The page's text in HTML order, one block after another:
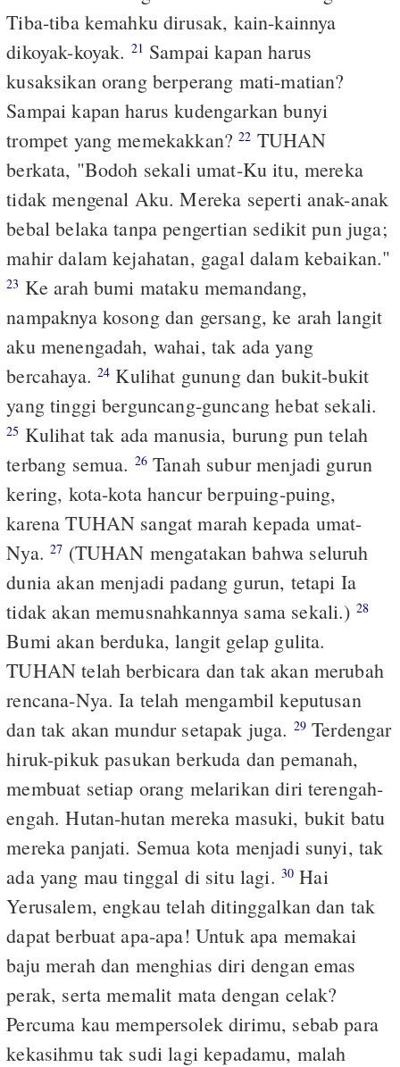
Tiba-tiba kemahku dirusak, kain-kainnya
dikoyak-koyak. 21 Sampai kapan harus
kusaksikan orang berperang mati-matian?
Sampai kapan harus kudengarkan bunyi
trompet yang memekakkan?22 TUHAN
berkata, "Bodoh sekali umat-Ku itu, mereka
tidak mengenal Aku. Mereka seperti anak-anak
bebal belaka tanpa pengertian sedikit pun juga;
mahir dalam kejahatan, gagal dalam kebaikan."
23 Ke arah bumi mataku memandang,
nampaknya kosong dan gersang, ke arah langit
aku menengadah, wahai, tak ada yang
bercahaya. 24 Kulihat gunung dan bukit-bukit
yang tinggi berguncang-guncang hebat sekali.
25 Kulihat tak ada manusia, burung pun telah
terbang semua. 26Tanah subur menjadi gurun
kering, kota-kota hancur berpuing-puing,
karena TUHAN sangat marah kepada umat-
Nya.27 (TUHAN mengatakan bahwa seluruh
dunia akan menjadi padang gurun, tetapi Ia
tidak akan memusnahkannya sama sekali.) 28
Bumi akan berduka, langit gelap gulita.
TUHAN telah berbicara dan tak akan merubah
rencana-Nya. Ia telah mengambil keputusan
dan tak akan mundur setapak juga. 29 Terdengar
hiruk-pikuk pasukan berkuda dan pemanah,
membuat setiap orang melarikan diri terengah-
engah. Hutan-hutan mereka masuki, bukit batu
mereka panjati. Semua kota menjadi sunyi, tak
ada yang mau tinggal di situ lagi. 30 Hai
Yerusalem, engkau telah ditinggalkan dan tak
dapat berbuat apa-apa! Untuk apa memakai
baju merah dan menghias diri dengan emas
perak, serta memalit mata dengan celak?
Percuma kau mempersolek dirimu, sebab para
kekasihmu tak sudi lagi kepadamu, malah